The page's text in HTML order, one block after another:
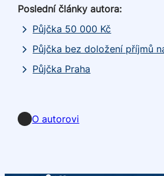
Poslední články autora:
Půjčka 50 000 Kč
Půjčka bez doložení příjmů
Půjčka Praha
LinkedIn
O autorovi